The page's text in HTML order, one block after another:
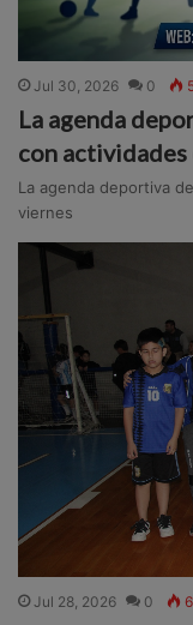
Jul 30, 2026 0
La agenda
con
La agenda deportiva
viernes
Jul 28, 2026 0 6